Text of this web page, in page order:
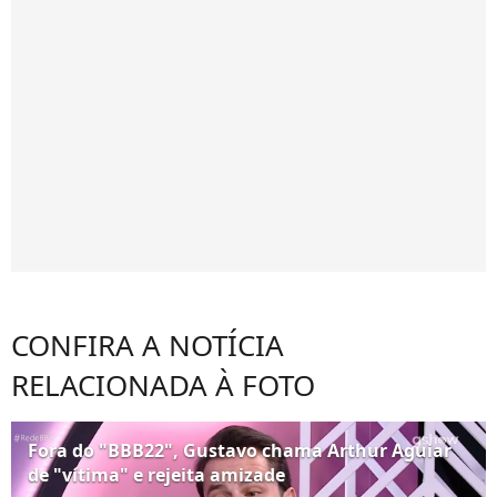
CONFIRA A NOTÍCIA
RELACIONADA À FOTO
Fora do "BBB22", Gustavo chama Arthur Aguiar
de "vítima" e rejeita amizade